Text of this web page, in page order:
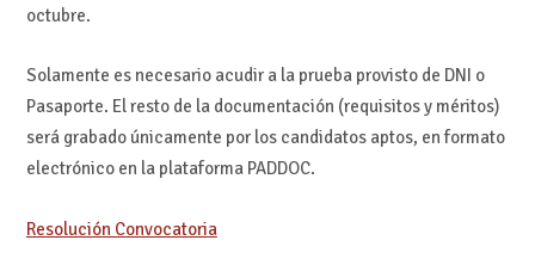
octubre.
Solamente es necesario acudir a la prueba provisto de DNI o
Pasaporte. El resto de la documentación (requisitos y méritos)
será grabado únicamente por los candidatos aptos, en formato
electrónico en la plataforma PADDOC.
Resolución Convocatoria